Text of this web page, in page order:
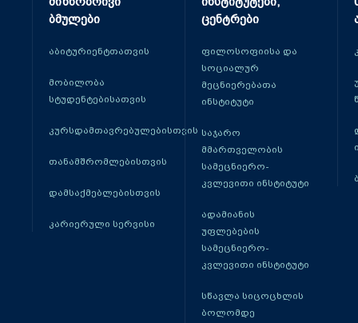
ბმულები
აბიტურიენტთათვის
მობილობა
სტუდენტებისათვის
კურსდამთავრებულებისთვის
თანამშრომლებისთვის
დამსაქმებლებისთვის
კარიერული სერვისი
ცენტრები
ფილოსოფიისა და
სოციალურ
მეცნიერებათა
ინსტიტუტი
საჯარო
მმართველობის
სამეცნიერო-
კვლევითი ინსტიტუტი
ადამიანის
უფლებების
სამეცნიერო-
კვლევითი ინსტიტუტი
სწავლა სიცოცხლის
ბოლომდე